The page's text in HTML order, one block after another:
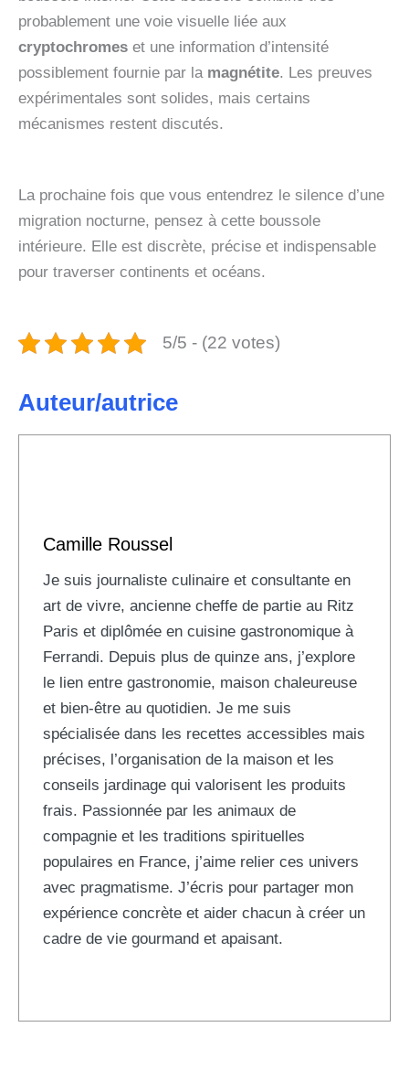
probablement une voie visuelle liée aux
cryptochromes et une information d’intensité
possiblement fournie par la magnétite. Les preuves
expérimentales sont solides, mais certains
mécanismes restent discutés.
La prochaine fois que vous entendrez le silence d’une
migration nocturne, pensez à cette boussole
intérieure. Elle est discrète, précise et indispensable
pour traverser continents et océans.
5/5 - (22 votes)
Auteur/autrice
Camille Roussel
Je suis journaliste culinaire et consultante en
art de vivre, ancienne cheffe de partie au Ritz
Paris et diplômée en cuisine gastronomique à
Ferrandi. Depuis plus de quinze ans, j’explore
le lien entre gastronomie, maison chaleureuse
et bien-être au quotidien. Je me suis
spécialisée dans les recettes accessibles mais
précises, l’organisation de la maison et les
conseils jardinage qui valorisent les produits
frais. Passionnée par les animaux de
compagnie et les traditions spirituelles
populaires en France, j’aime relier ces univers
avec pragmatisme. J’écris pour partager mon
expérience concrète et aider chacun à créer un
cadre de vie gourmand et apaisant.